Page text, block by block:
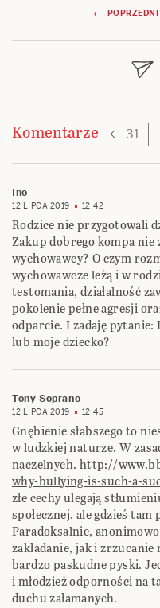
Nawigacja
wpisu
← POPRZEDNI
Komentarze 31
Ino
12 LIPCA 2019 12:42
Rodzice nie przygotowali
Zakup dobrego kompa nie
wychowawcy? O czym
wychowawcze leżą i w
testomania, działalność
pokolenie pełne agresji
odparcie. I zadaję pytanie:
lub moje dziecko?
Tony Soprano
12 LIPCA 2019 12:45
Gnębienie słabszego to
w ludzkiej naturze. W
naczelnych. http://
why-bullying-is-such-a-
złe cechy ulegają
społecznej, ale gdzieś
Paradoksalnie,
zakładanie, jak i
bardzo paskudne pyski.
i młodzież odporności na
duchu załamanych.